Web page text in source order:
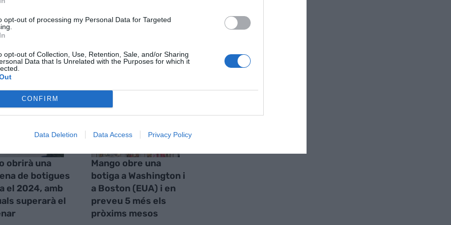
opt-out of processing my Personal Data for Targeted
opt-out of Collection, Use, Retention, Sale, and/or Sharing
Data that Is Unrelated with the Purposes for which it
CONFIRM
Data Deletion Data Access Privacy Policy
d'actualitat
obrirà una
de botigues
el 2024, amb
superarà el
Mango obre una
botiga a Washington i
a Boston (EUA) i en
preveu 5 més els
pròxims mesos